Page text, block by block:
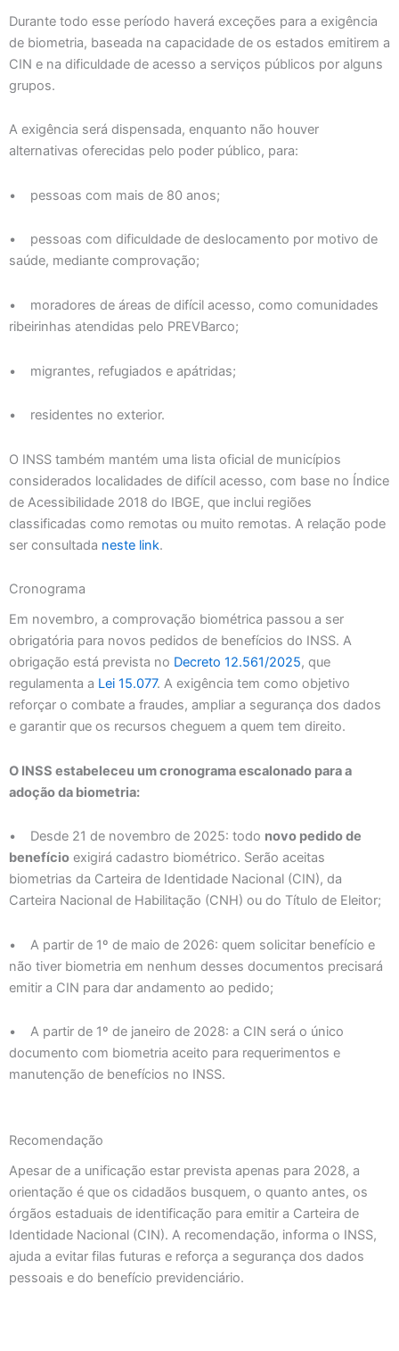
Durante todo esse período haverá exceções para a exigência
de biometria, baseada na capacidade de os estados emitirem a
CIN e na dificuldade de acesso a serviços públicos por alguns
grupos.
A exigência será dispensada, enquanto não houver
alternativas oferecidas pelo poder público, para:
• pessoas com mais de 80 anos;
• pessoas com dificuldade de deslocamento por motivo de
saúde, mediante comprovação;
• moradores de áreas de difícil acesso, como comunidades
ribeirinhas atendidas pelo PREVBarco;
• migrantes, refugiados e apátridas;
• residentes no exterior.
O INSS também mantém uma lista oficial de municípios
considerados localidades de difícil acesso, com base no Índice
de Acessibilidade 2018 do IBGE, que inclui regiões
classificadas como remotas ou muito remotas. A relação pode
ser consultada neste link.
Cronograma
Em novembro, a comprovação biométrica passou a ser
obrigatória para novos pedidos de benefícios do INSS. A
obrigação está prevista no Decreto 12.561/2025, que
regulamenta a Lei 15.077. A exigência tem como objetivo
reforçar o combate a fraudes, ampliar a segurança dos dados
e garantir que os recursos cheguem a quem tem direito.
O INSS estabeleceu um cronograma escalonado para a
adoção da biometria:
• Desde 21 de novembro de 2025: todo novo pedido de
benefício exigirá cadastro biométrico. Serão aceitas
biometrias da Carteira de Identidade Nacional (CIN), da
Carteira Nacional de Habilitação (CNH) ou do Título de Eleitor;
• A partir de 1º de maio de 2026: quem solicitar benefício e
não tiver biometria em nenhum desses documentos precisará
emitir a CIN para dar andamento ao pedido;
• A partir de 1º de janeiro de 2028: a CIN será o único
documento com biometria aceito para requerimentos e
manutenção de benefícios no INSS.
Recomendação
Apesar de a unificação estar prevista apenas para 2028, a
orientação é que os cidadãos busquem, o quanto antes, os
órgãos estaduais de identificação para emitir a Carteira de
Identidade Nacional (CIN). A recomendação, informa o INSS,
ajuda a evitar filas futuras e reforça a segurança dos dados
pessoais e do benefício previdenciário.